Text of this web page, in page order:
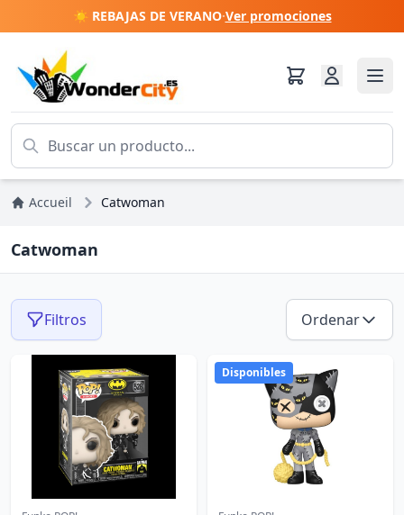
☀️ REBAJAS DE VERANO·Ver promociones
Accueil Catwoman
Catwoman
Filtros Ordenar
Disponibles